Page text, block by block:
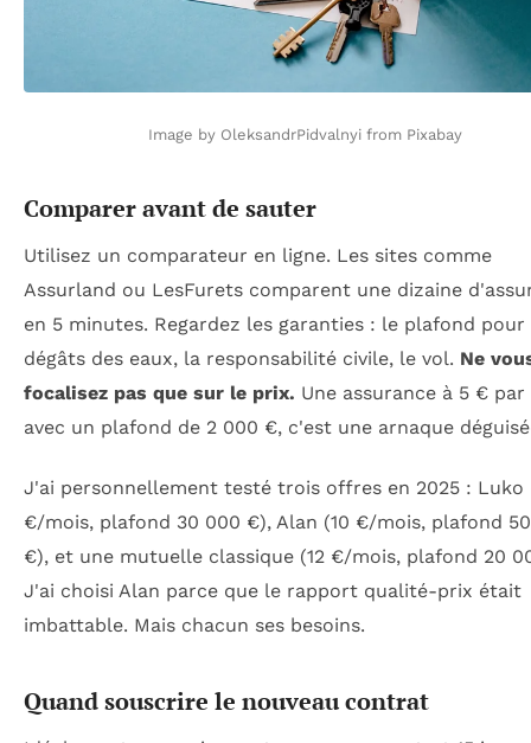
Image by OleksandrPidvalnyi from Pixabay
Comparer avant de sauter
Utilisez un comparateur en ligne. Les sites comme
Assurland ou LesFurets comparent une dizaine
en 5 minutes. Regardez les garanties : le plafond pour
dégâts des eaux, la responsabilité civile, le vol. Ne
focalisez pas que sur le prix. Une assurance à 5 € par
avec un plafond de 2 000 €, c'est une arnaque
J'ai personnellement testé trois offres en 2025 : Luko
€/mois, plafond 30 000 €), Alan (10 €/mois, plafond
€), et une mutuelle classique (12 €/mois, plafond 20
J'ai choisi Alan parce que le rapport qualité-prix était
imbattable. Mais chacun ses besoins.
Quand souscrire le nouveau contrat